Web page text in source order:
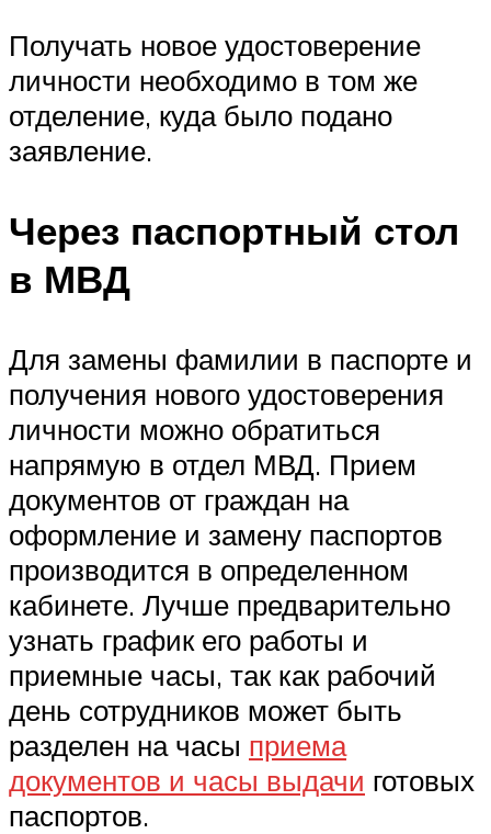
Получать новое удостоверение
личности необходимо в том же
отделение, куда было подано
заявление.
Через паспортный стол
в МВД
Для замены фамилии в паспорте и
получения нового удостоверения
личности можно обратиться
напрямую в отдел МВД. Прием
документов от граждан на
оформление и замену паспортов
производится в определенном
кабинете. Лучше предварительно
узнать график его работы и
приемные часы, так как рабочий
день сотрудников может быть
разделен на часы приема
документов и часы выдачи готовых
паспортов.